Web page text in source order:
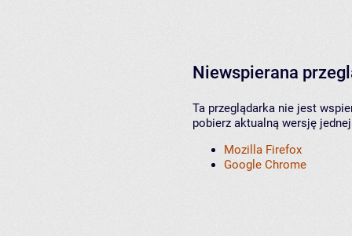
Niewspierana
Ta przeglądarka nie jest
pobierz aktualną wersję
Mozilla Firefox
Google Chrome